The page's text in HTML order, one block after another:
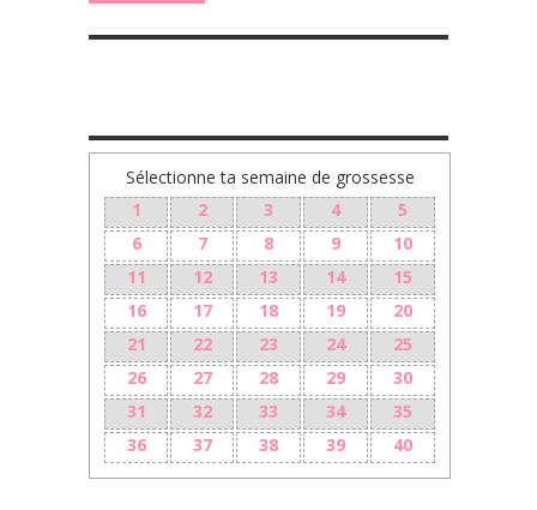
Sélectionne ta semaine de grossesse
1
2 3 4
5
6
7 8 9
10
11
12 13 14
15
16
17 18 19
20
21
22 23 24
25
26
27 28 29
30
31
32 33 34
35
36
37 38 39 40